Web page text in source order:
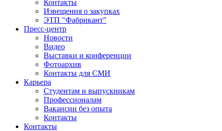
Контакты
Извещения о закупках
ЭТП "Фабрикант"
Пресс-центр
Новости
Видео
Выставки и конференции
Фотоархив
Контакты для СМИ
Карьера
Студентам и выпускникам
Профессионалам
Вакансии без опыта
Контакты
Контакты